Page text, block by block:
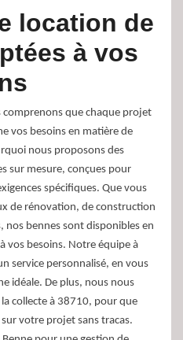
location de
à vos
comprenons que chaque projet
vos besoins en matière de
nous proposons des
sur mesure, conçues pour
spécifiques. Que vous
de rénovation, de construction
bennes sont disponibles en
vos besoins. Notre équipe à
service personnalisé, en vous
idéale. De plus, nous nous
collecte à 38710, pour que
votre projet sans tracas.